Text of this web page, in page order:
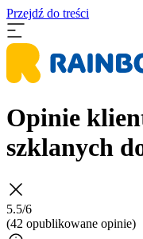
Przejdź do treści
Opinie
szklanych
5.5/6
(42 opublikowane opinie)